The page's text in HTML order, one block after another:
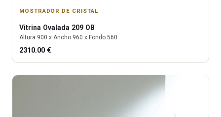
MOSTRADOR DE CRISTAL
Vitrina Ovalada 209 OB
Altura 900 x Ancho 960 x Fondo 560
2310.00 €